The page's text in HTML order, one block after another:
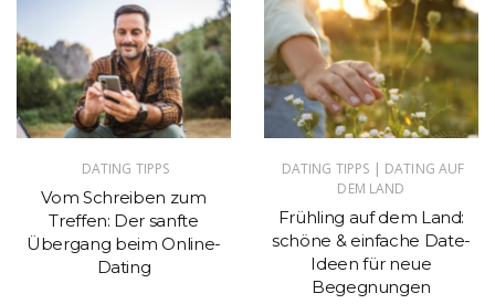
DATING TIPPS
Vom Schreiben zum
Treffen: Der sanfte
Übergang beim Online-
Dating
DATING TIPPS | DATING AUF
DEM LAND
Frühling auf dem Land:
schöne & einfache Date-
Ideen für neue
Begegnungen